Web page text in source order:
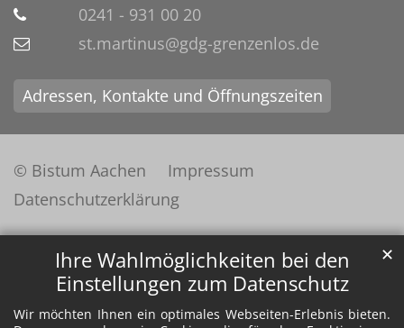
Ihre Wahlmöglichkeiten bei den
Einstellungen zum Datenschutz
Wir möchten Ihnen ein optimales Webseiten-Erlebnis bieten.
✕
0241 - 931 00 20
st.martinus@gdg-grenzenlos.de
Adressen, Kontakte und Öffnungszeiten
© Bistum Aachen
Impressum
Datenschutzerklärung